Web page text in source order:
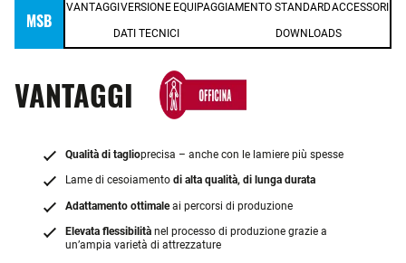
MSB
VANTAGGI VERSIONE EQUIPAGGIAMENTO STANDARDACCESSORI
DATI TECNICI DOWNLOADS
VANTAGGI
Qualità di taglioprecisa – anche con le lamiere più spesse
Lame di cesoiamento di alta qualità, di lunga durata
Adattamento ottimaleai percorsi di produzione
Elevata flessibilità nel processo di produzione grazie a
un’ampia varietà di attrezzature